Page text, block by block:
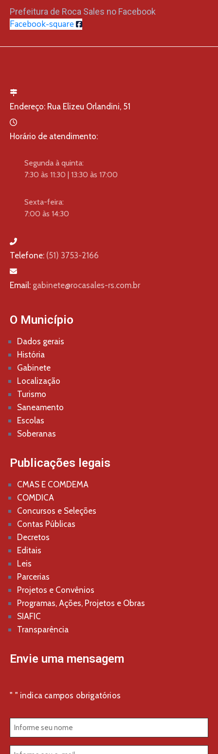
Prefeitura de Roca Sales no Facebook
Facebook-square
Endereço: Rua Elizeu Orlandini, 51
Horário de atendimento:
Segunda à quinta:
7:30 às 11:30 | 13:30 às 17:00
Sexta-feira:
7:00 às 14:30
Telefone: (51) 3753-2166
Email: gabinete@rocasales-rs.com.br
O Município
Dados gerais
História
Gabinete
Localização
Turismo
Saneamento
Escolas
Soberanas
Publicações legais
CMAS E COMDEMA
COMDICA
Concursos e Seleções
Contas Públicas
Decretos
Editais
Leis
Parcerias
Projetos e Convênios
Programas, Ações, Projetos e Obras
SIAFIC
Transparência
Envie uma mensagem
"*" indica campos obrigatórios
Nome
*
E-